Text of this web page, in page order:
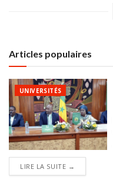
Articles populaires
UNIVERSITÉS
LIRE LA SUITE →